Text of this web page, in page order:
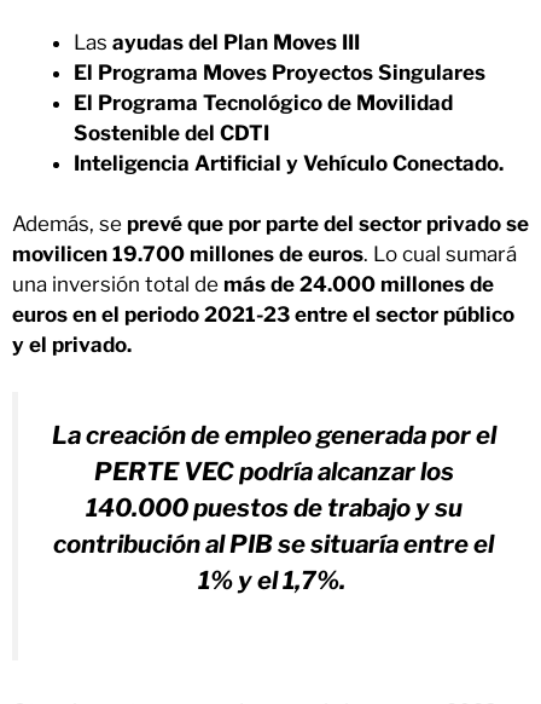
Las ayudas del Plan Moves III
El Programa Moves Proyectos Singulares
El Programa Tecnológico de Movilidad
Sostenible del CDTI
Inteligencia Artificial y Vehículo Conectado.
Además, se prevé que por parte del sector privado se
movilicen 19.700 millones de euros. Lo cual sumará
una inversión total de más de 24.000 millones de
euros en el periodo 2021-23 entre el sector público
y el privado.
La creación de empleo generada por el
PERTE VEC podría alcanzar los
140.000 puestos de trabajo y su
contribución al PIB se situaría entre el
1% y el 1,7%.